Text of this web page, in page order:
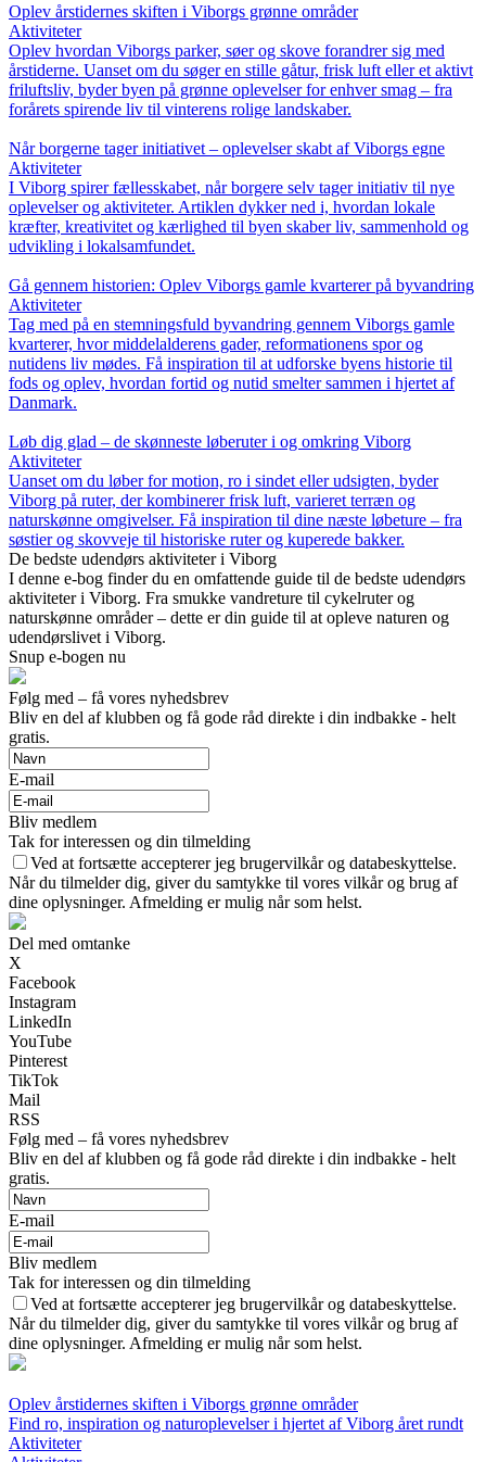
Oplev årstidernes skiften i Viborgs grønne områder
Aktiviteter
Oplev hvordan Viborgs parker, søer og skove forandrer sig med
årstiderne. Uanset om du søger en stille gåtur, frisk luft eller et aktivt
friluftsliv, byder byen på grønne oplevelser for enhver smag – fra
forårets spirende liv til vinterens rolige landskaber.
Når borgerne tager initiativet – oplevelser skabt af Viborgs egne
Aktiviteter
I Viborg spirer fællesskabet, når borgere selv tager initiativ til nye
oplevelser og aktiviteter. Artiklen dykker ned i, hvordan lokale
kræfter, kreativitet og kærlighed til byen skaber liv, sammenhold og
udvikling i lokalsamfundet.
Gå gennem historien: Oplev Viborgs gamle kvarterer på byvandring
Aktiviteter
Tag med på en stemningsfuld byvandring gennem Viborgs gamle
kvarterer, hvor middelalderens gader, reformationens spor og
nutidens liv mødes. Få inspiration til at udforske byens historie til
fods og oplev, hvordan fortid og nutid smelter sammen i hjertet af
Danmark.
Løb dig glad – de skønneste løberuter i og omkring Viborg
Aktiviteter
Uanset om du løber for motion, ro i sindet eller udsigten, byder
Viborg på ruter, der kombinerer frisk luft, varieret terræn og
naturskønne omgivelser. Få inspiration til dine næste løbeture – fra
søstier og skovveje til historiske ruter og kuperede bakker.
De bedste udendørs aktiviteter i Viborg
I denne e-bog finder du en omfattende guide til de bedste udendørs
aktiviteter i Viborg. Fra smukke vandreture til cykelruter og
naturskønne områder – dette er din guide til at opleve naturen og
udendørslivet i Viborg.
Snup e-bogen nu
Følg med – få vores nyhedsbrev
Bliv en del af klubben og få gode råd direkte i din indbakke - helt
gratis.
E-mail
Bliv medlem
Tak for interessen og din tilmelding
Ved at fortsætte accepterer jeg brugervilkår og databeskyttelse.
Når du tilmelder dig, giver du samtykke til vores vilkår og brug af
dine oplysninger. Afmelding er mulig når som helst.
Del med omtanke
X
Facebook
Instagram
LinkedIn
YouTube
Pinterest
TikTok
Mail
RSS
Følg med – få vores nyhedsbrev
Bliv en del af klubben og få gode råd direkte i din indbakke - helt
gratis.
E-mail
Bliv medlem
Tak for interessen og din tilmelding
Ved at fortsætte accepterer jeg brugervilkår og databeskyttelse.
Når du tilmelder dig, giver du samtykke til vores vilkår og brug af
dine oplysninger. Afmelding er mulig når som helst.
Oplev årstidernes skiften i Viborgs grønne områder
Find ro, inspiration og naturoplevelser i hjertet af Viborg året rundt
Aktiviteter